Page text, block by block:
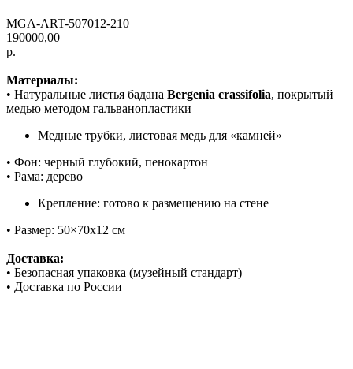
MGA-ART-507012-210
190000,00
р.
Материалы:
• Натуральные листья бадана Bergenia crassifolia, покрытый
медью методом гальванопластики
Медные трубки, листовая медь для «камней»
• Фон: черный глубокий, пенокартон
• Рама: дерево
Крепление: готово к размещению на стене
• Размер: 50×70х12 см
Доставка:
• Безопасная упаковка (музейный стандарт)
• Доставка по России